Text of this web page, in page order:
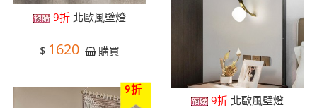
9折 北歐風壁燈
$ 1620 購買
9折北歐風壁燈
9折